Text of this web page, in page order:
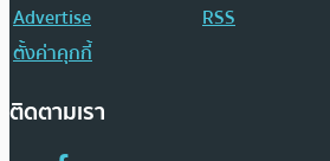
Advertise
RSS
ตั้งค่าคุกกี้
ติดตามเรา